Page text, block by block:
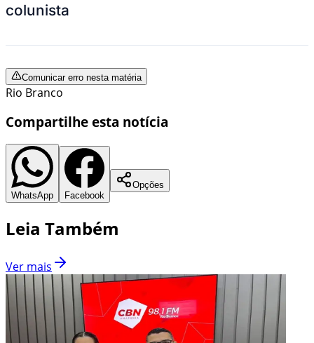
colunista
Comunicar erro nesta matéria
Rio Branco
Compartilhe esta notícia
WhatsApp Facebook
Opções
Leia Também
Ver mais